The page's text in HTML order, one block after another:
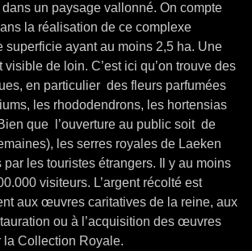
un paysage vallonné. On compte
la réalisation de ce complexe
superficie ayant au moins 2,5 ha. Une
de loin. C’est ici qu’on trouve des
en particulier des fleurs parfumées
les rhododendrons, les hortensias
que l’ouverture au public soit de
les serres royales de Laeken
par les touristes étrangers. Il y au moins
visiteurs. L’argent récolté est
aux œuvres caritatives de la reine, aux
ou à l’acquisition des œuvres
la Collection Royale.